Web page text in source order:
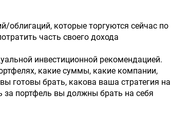
которые торгуются сейчас по
часть своего дохода
инвестиционной рекомендацией.
какие суммы, какие компании,
готовы брать, какова ваша стратегия на
портфель вы должны брать на себя